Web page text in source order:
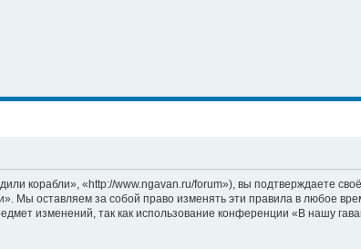
корабли», «http://www.ngavan.ru/forum»), вы подтверждаете
Мы оставляем за собой право изменять эти правила в любое
изменений, так как использование конференции «В нашу